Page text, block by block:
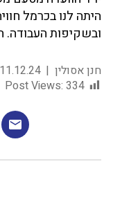
היתה לנו בכרמל
ובשקיפות
חנן אסולין 11.12.24
Post Views: 334